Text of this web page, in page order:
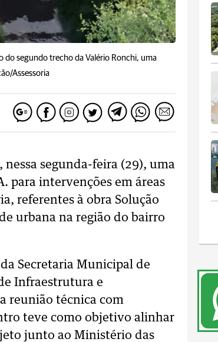
segundo trecho da Valério Ronchi, uma
Assessoria
segunda-feira (29), uma
para intervenções em áreas
referentes à obra Solução
urbana na região do bairro
Secretaria Municipal de
Infraestrutura e
reunião técnica com
teve como objetivo alinhar
junto ao Ministério das